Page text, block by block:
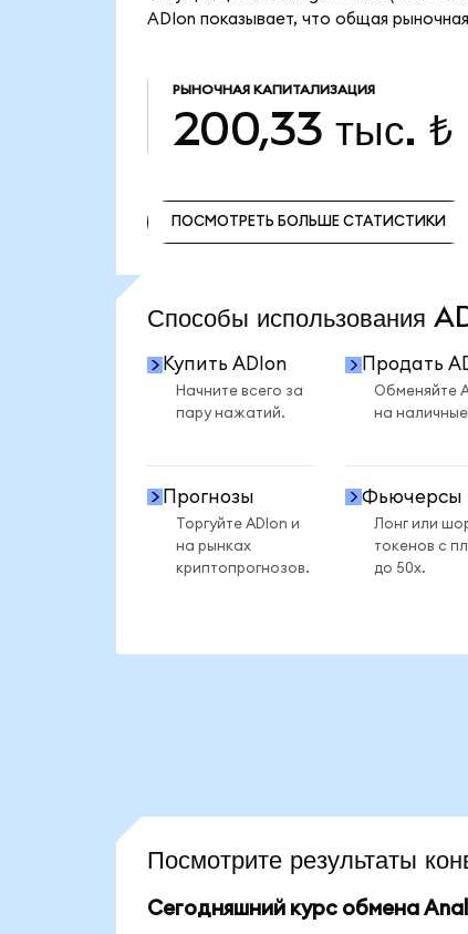
ADIon показывает, что общая
РЫНОЧНАЯ КАПИТАЛИЗАЦИЯ
200,33 тыс. ₺
ПОСМОТРЕТЬ БОЛЬШЕ СТАТИСТИКИ
Способы использования
Купить ADIon
Начните всего за
пару нажатий.
Продать
Обменяйте
на
Прогнозы
Торгуйте ADIon и
на рынках
криптопрогнозов.
Фьючерсы
Лонг или
токенов с
до 50x.
Посмотрите результаты
Сегодняшний курс обмена